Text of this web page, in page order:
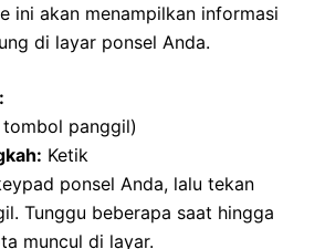
ini akan menampilkan informasi
di layar ponsel Anda.
panggil)
Ketik
ponsel Anda, lalu tekan
Tunggu beberapa saat hingga
muncul di layar.